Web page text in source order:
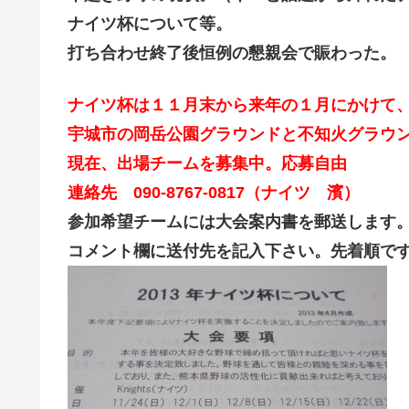
ナイツ杯について等。
打ち合わせ終了後恒例の懇親会で賑わった。
ナイツ杯は１１月末から来年の１月にかけて、
宇城市の岡岳公園グラウンドと不知火グラウ
現在、出場チームを募集中。応募自由
連絡先 090-8767-0817（ナイツ 濱）
参加希望チームには大会案内書を郵送します。
コメント欄に送付先を記入下さい。先着順です